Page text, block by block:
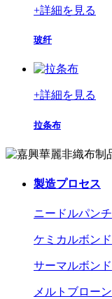
+詳細を見る
玻纤
+詳細を見る
拉条布
製造プロセス
ニードルパンチ
ケミカルボンド
サーマルボンド
メルトブローン